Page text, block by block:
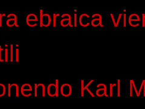
ebraica
Karl